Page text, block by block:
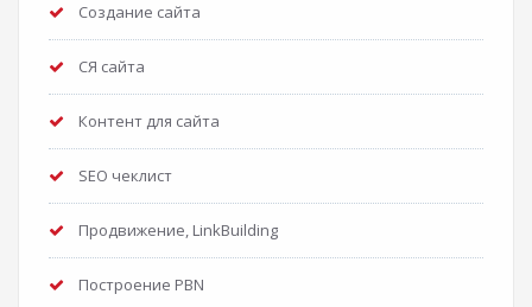
Создание сайта
СЯ сайта
Контент для сайта
SEO чеклист
Продвижение, LinkBuilding
Построение PBN